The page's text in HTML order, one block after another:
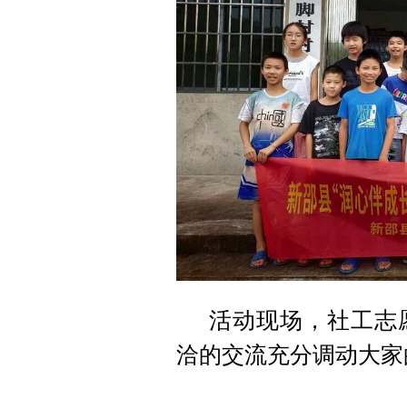
活动现场，社工志
洽的交流充分调动大